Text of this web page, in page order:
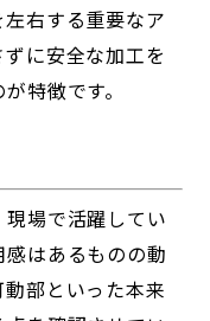
右する重要なア
に安全な加工を
特徴です。
場で活躍してい
はあるものの動
部といった本来